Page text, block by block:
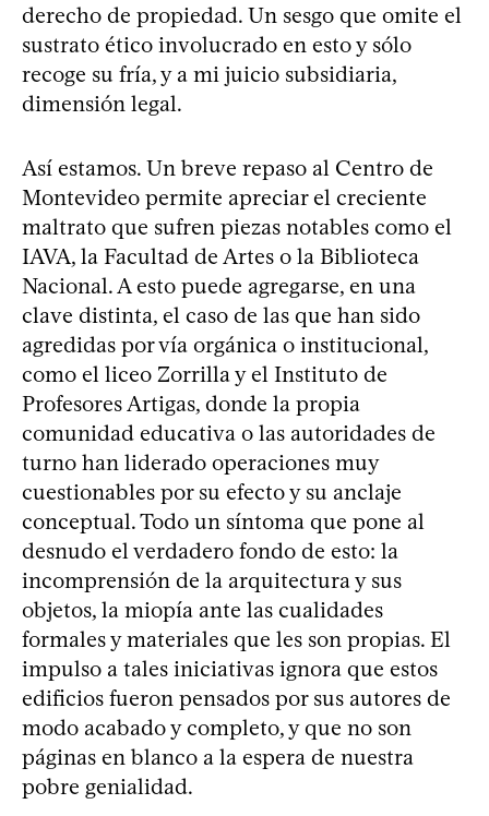
derecho de propiedad. Un sesgo que omite el
sustrato ético involucrado en esto y sólo
recoge su fría, y a mi juicio subsidiaria,
dimensión legal.
Así estamos. Un breve repaso al Centro de
Montevideo permite apreciar el creciente
maltrato que sufren piezas notables como el
IAVA, la Facultad de Artes o la Biblioteca
Nacional. A esto puede agregarse, en una
clave distinta, el caso de las que han sido
agredidas por vía orgánica o institucional,
como el liceo Zorrilla y el Instituto de
Profesores Artigas, donde la propia
comunidad educativa o las autoridades de
turno han liderado operaciones muy
cuestionables por su efecto y su anclaje
conceptual. Todo un síntoma que pone al
desnudo el verdadero fondo de esto: la
incomprensión de la arquitectura y sus
objetos, la miopía ante las cualidades
formales y materiales que les son propias. El
impulso a tales iniciativas ignora que estos
edificios fueron pensados por sus autores de
modo acabado y completo, y que no son
páginas en blanco a la espera de nuestra
pobre genialidad.